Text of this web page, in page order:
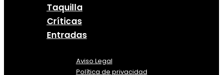
Taquilla
Críticas
Entradas
Aviso Legal
Política de privacidad